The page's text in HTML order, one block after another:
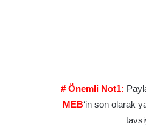
# Önemli Not1:
MEB‘in son olarak